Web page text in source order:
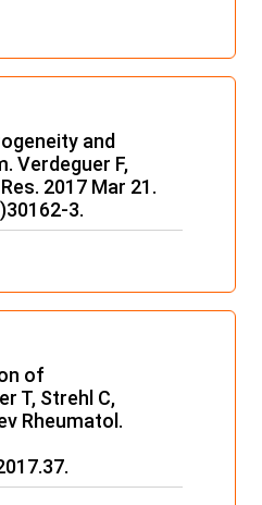
and
Verdeguer F,
2017 Mar 21.
3.
of
T, Strehl C,
Rheumatol.